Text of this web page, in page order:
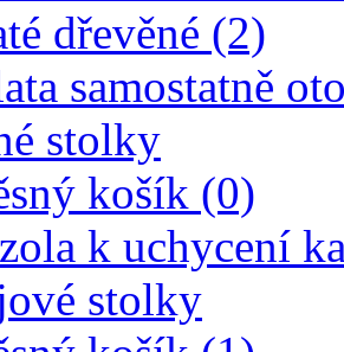
dřevěné (2)
samostatně
stolky
košík (0)
k uchycení
stolky